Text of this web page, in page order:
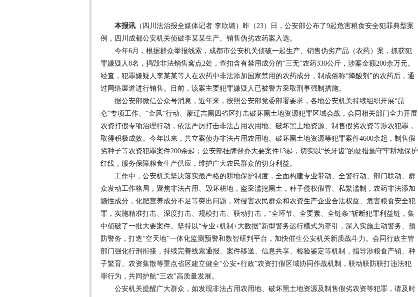
本报讯 （四川法治报全媒体记者 李欣璐）昨（23）日，公安部公布了9起危害粮食安全犯罪典型案
例，四川成都公安机关侦破李某某生产、销售伪劣农药案入选。
今年6月，根据群众举报线索，成都市公安机关侦破一起生产、销售伪劣产品（农药）案，抓获犯
罪嫌疑人8名，捣毁非法销售窝点2处，查扣含有禁用成分的“三无”农药330公斤，涉案金额200余万元。
经查，犯罪嫌疑人李某某等人在农药中非法添加国家禁用的农药成分，制成俗称“降酸剂”的农药后，通
过网络渠道进行销售。目前，该案主要犯罪嫌疑人已被警方采取刑事强制措施。
据公安部微信公众号消息，近年来，按照公安部党委部署要求，各地公安机关持续组织开展“昆
仑”专项工作、“金风”行动、蒙辽吉黑四省区打击破坏黑土地资源犯罪区域会战，会同相关部门全力开展
农资打假专项治理行动，依法严厉打击非法占用农用地、破坏黑土地资源、制售假劣农资等涉农犯罪，
取得积极成效。今年以来，共立案侦办非法占用农用地、破坏黑土地资源等犯罪案件4600余起，制售假
劣种子等农资犯罪案件200余起；公安部挂牌督办大要案件13起，切实以“长牙齿”的硬措施守牢耕地保护
红线，服务保障粮食生产供应，维护广大农民群众的切身利益。
工作中，公安机关坚决落实最严格的耕地保护制度，全面构建专业带动、全警行动、部门联动、群
众发动工作格局，聚焦非法占用、毁坏耕地，盗采滥挖黑土，种子侵权假冒、私繁滥制，农药非法添加
隐性成分，化肥营养成分不足等突出问题，对侵害农民群众和农资生产企业合法权益、危害粮食安全犯
罪，实施精准打击、深度打击、规模打击、联动打击，“全环节、全要素、全链条”斩断犯罪利益链，集
中侦破了一批大要案件。坚持以“专业+机制+大数据”新型警务运行模式为牵引，深入实施主动警务、预
防警务，打造“空天地”一体化监测预警和数智研判平台，加快催生公安机关新质战斗力。会同行政主管
部门强化行刑衔接，持续完善线索通报、案件移送、信息共享、检验鉴定等机制，指导涉粮食产销、种
子繁育、农资集散等重点省区建立健全“公安+行政”农资打假区域协同作战机制，联动联防联打违法犯
罪行为，共同护航“三农”高质量发展。
公安机关提醒广大群众，如发现非法占用农用地、破坏黑土地资源及制售假劣农资等犯罪，请及时